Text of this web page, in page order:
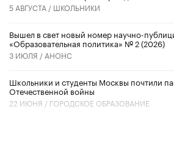
5 АВГУСТА / ШКОЛЬНИКИ
Вышел в свет новый номер научно-
«Образовательная политика» № 2 (2026)
3 ИЮЛЯ / АНОНС
Школьники и студенты Москвы почтили
Отечественной войны
22 ИЮНЯ / ГОРОДСКОЕ ОБРАЗОВАНИЕ